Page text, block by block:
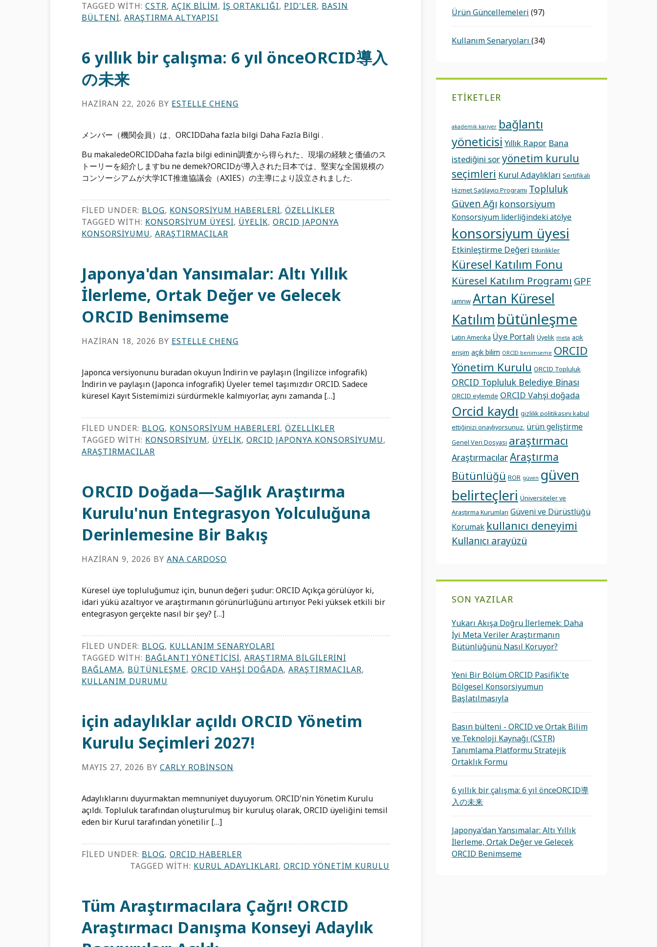
TAGGED WITH: CSTR, AÇIK BILIM, İŞ ORTAKLIĞI, PID'LER, BASIN
BÜLTENI, ARAŞTIRMA ALTYAPISI
6 yıllık bir çalışma: 6 yıl önceORCID導入
の未来
HAZIRAN 22, 2026 BY ESTELLE CHENG
メンバー（機関会員）は、ORCIDDaha fazla bilgi Daha Fazla Bilgi .
Bu makaledeORCIDDaha fazla bilgi edinin調査から得られた、現場の経験と価値のス
トーリーを紹介しますbu ne demek?ORCIDが導入された日本では、堅実な全国規模の
コンソーシアムが大学ICT推進協議会（AXIES）の主導により設立されました.
FILED UNDER: BLOG, KONSORSIYUM HABERLERI, ÖZELLIKLER
TAGGED WITH: KONSORSIYUM ÜYESI, ÜYELIK, ORCID JAPONYA
KONSORSIYUMU, ARAŞTIRMACILAR
Japonya'dan Yansımalar: Altı Yıllık
İlerleme, Ortak Değer ve Gelecek
ORCID Benimseme
HAZIRAN 18, 2026 BY ESTELLE CHENG
Japonca versiyonunu buradan okuyun İndirin ve paylaşın (İngilizce infografik)
İndirin ve paylaşın (Japonca infografik) Üyeler temel taşımızdır ORCID. Sadece
küresel Kayıt Sistemimizi sürdürmekle kalmıyorlar, aynı zamanda […]
FILED UNDER: BLOG, KONSORSIYUM HABERLERI, ÖZELLIKLER
TAGGED WITH: KONSORSIYUM, ÜYELIK, ORCID JAPONYA KONSORSIYUMU,
ARAŞTIRMACILAR
ORCID Doğada—Sağlık Araştırma
Kurulu'nun Entegrasyon Yolculuğuna
Derinlemesine Bir Bakış
HAZIRAN 9, 2026 BY ANA CARDOSO
Küresel üye topluluğumuz için, bunun değeri şudur: ORCID Açıkça görülüyor ki,
idari yükü azaltıyor ve araştırmanın görünürlüğünü artırıyor. Peki yüksek etkili bir
entegrasyon gerçekte nasıl bir şey? […]
FILED UNDER: BLOG, KULLANIM SENARYOLARI
TAGGED WITH: BAĞLANTI YÖNETICISI, ARAŞTIRMA BILGILERINI
BAĞLAMA, BÜTÜNLEŞME, ORCID VAHŞI DOĞADA, ARAŞTIRMACILAR,
KULLANIM DURUMU
için adaylıklar açıldı ORCID Yönetim
Kurulu Seçimleri 2027!
MAYIS 27, 2026 BY CARLY ROBINSON
Adaylıklarını duyurmaktan memnuniyet duyuyorum. ORCID'nin Yönetim Kurulu
açıldı. Topluluk tarafından oluşturulmuş bir kuruluş olarak, ORCID üyeliğini temsil
eden bir Kurul tarafından yönetilir […]
FILED UNDER: BLOG, ORCID HABERLER
TAGGED WITH: KURUL ADAYLIKLARI, ORCID YÖNETIM KURULU
Tüm Araştırmacılara Çağrı! ORCID
Araştırmacı Danışma Konseyi Adaylık
Ürün Güncellemeleri (97)
Kullanım Senaryoları (34)
ETIKETLER
akademik kariyer bağlantı
yöneticisi Yıllık Rapor Bana
istediğini soryönetim kurulu
seçimleri Kurul Adaylıkları Sertifikalı
Hizmet Sağlayıcı Programı Topluluk
Güven Ağı konsorsiyum
Konsorsiyum liderliğindeki atölye
konsorsiyum üyesi
Etkinleştirme Değeri Etkinlikler
Küresel Katılım Fonu
Küresel Katılım Programı GPF
iamnw Artan Küresel
Katılım bütünleşme
Latin Amerika Üye Portalı Üyelik meta açık
erişim açık bilim ORCID benimseme ORCID
Yönetim Kurulu ORCID Topluluk
ORCID Topluluk Belediye Binası
ORCID eylemde ORCID Vahşi doğada
Orcid kaydı gizlilik politikasını kabul
ettiğinizi onaylıyorsunuz. ürün geliştirme
Genel Veri Dosyası araştırmacı
AraştırmacılarAraştırma
Bütünlüğü ROR güven güven
belirteçleri Üniversiteler ve
Araştırma Kurumları Güveni ve Dürüstlüğü
Korumak kullanıcı deneyimi
Kullanıcı arayüzü
SON YAZILAR
Yukarı Akışa Doğru İlerlemek: Daha
İyi Meta Veriler Araştırmanın
Bütünlüğünü Nasıl Koruyor?
Yeni Bir Bölüm ORCID Pasifik'te
Bölgesel Konsorsiyumun
Başlatılmasıyla
Basın bülteni - ORCID ve Ortak Bilim
ve Teknoloji Kaynağı (CSTR)
Tanımlama Platformu Stratejik
Ortaklık Formu
6 yıllık bir çalışma: 6 yıl önceORCID導
入の未来
Japonya'dan Yansımalar: Altı Yıllık
İlerleme, Ortak Değer ve Gelecek
ORCID Benimseme